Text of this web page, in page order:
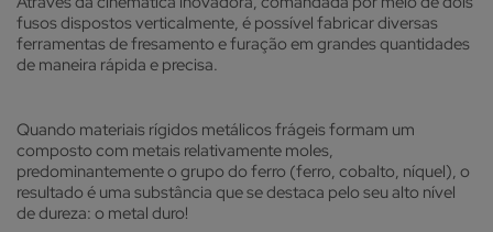
fusos dispostos verticalmente, é possível fabricar diversas
ferramentas de fresamento e furação em grandes quantidades
de maneira rápida e precisa.
Quando materiais rígidos metálicos frágeis formam um
composto com metais relativamente moles,
predominantemente o grupo do ferro (ferro, cobalto, níquel), o
resultado é uma substância que se destaca pelo seu alto nível
de dureza: o metal duro!